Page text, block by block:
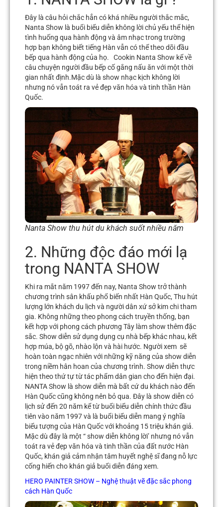
Đây là câu hỏi chắc hẳn có khá nhiều người thắc mắc,
Nanta Show là buổi biểu diễn không lời chủ yếu thể hiện
tình huống qua hành động và âm nhạc trong trường
hợp bạn không biết tiếng Hàn vẫn có thể theo dõi đầu
bếp qua hành động của họ. Cookin Nanta Show kể về
câu chuyện người đầu bếp cố gắng nấu ăn với một thời
gian nhất định.Mặc dù là show nhạc kịch không lời
nhưng nó vẫn toát ra vẻ đẹp văn hóa và tinh thần Hàn
Quốc.
Nanta Show thu hút du khách suốt nhiều năm
2. Những độc đáo mới lạ
trong NANTA SHOW
Khi ra mắt năm 1997 đến nay, Nanta Show trở thành
chương trình sân khấu phổ biến nhất Hàn Quốc, Thu hút
lượng lớn khách du lịch và người dân xứ sở kim chi tham
gia. Không những theo phong cách truyền thống, bạn
kết hợp với phong cách phương Tây làm show thêm đặc
sắc. Show diễn sử dụng dụng cụ nhà bếp khác nhau, kết
hợp múa, bộ gõ, nhào lộn và hài hước. Người xem sẽ
hoàn toàn ngạc nhiên với những kỹ năng của show diễn
trong niềm hân hoan của chương trình. Show diễn thực
hiện theo thứ tự từ tác phẩm dân gian cho đến hiện đại.
NANTA Show là show diễn mà bất cứ du khách nào đến
Hàn Quốc cũng không nên bỏ qua. Đây là show diễn có
lịch sử đến 20 năm kể từ buổi biểu diễn chính thức đầu
tiên vào năm 1997 và là buổi biểu diễn mang ý nghĩa
biểu tượng của Hàn Quốc với khoảng 15 triệu khán giả.
Mặc dù đây là một “ show diễn không lời’ nhưng nó vẫn
toát ra vẻ đẹp văn hóa và tinh thần của đất nước Hàn
Quốc, khán giả cảm nhận tâm huyết nghệ sĩ đang nỗ lực
cống hiến cho khán giả buổi diễn đáng xem.
HERO PAINTER SHOW – Nghệ thuật vẽ đặc sắc phong
cách Hàn Quốc